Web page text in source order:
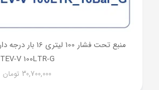
TEV-V 100LTR-G
30,700,000 تومان